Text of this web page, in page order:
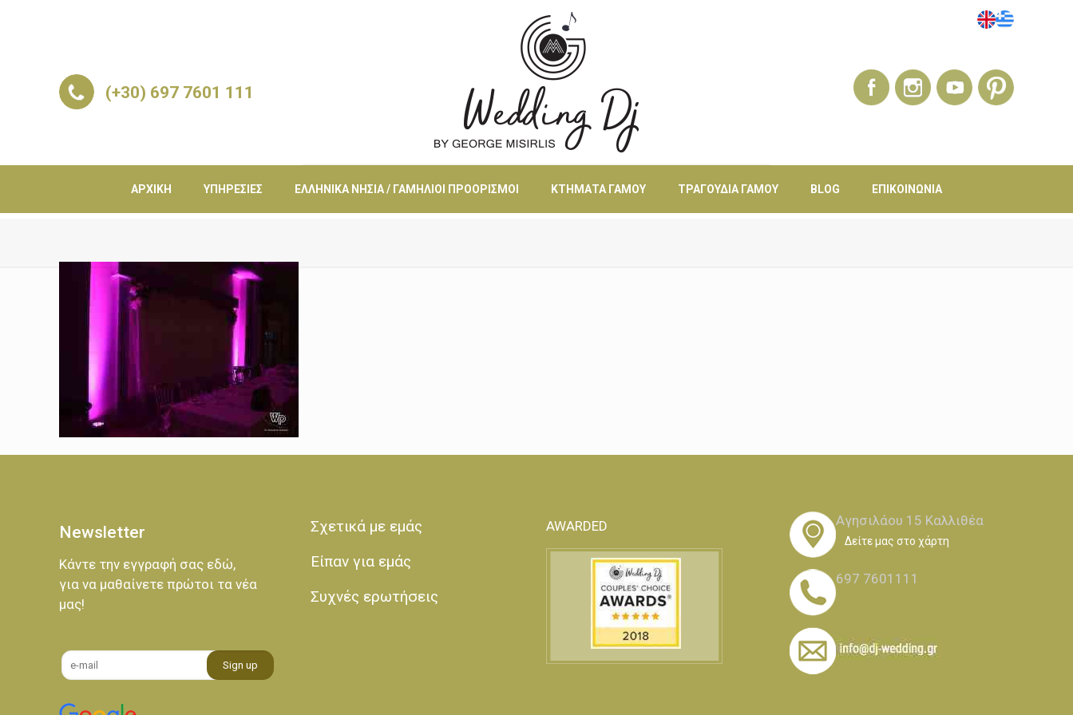
(+30) 697 7601 111
ΑΡΧΙΚΉ ΥΠΗΡΕΣΊΕΣ ΕΛΛΗΝΙΚΆ ΝΗΣΙΆ / ΓΑΜΉΛΙΟΙ ΠΡΟΟΡΙΣΜΟΊ ΚΤΉΜΑΤΑ ΓΆΜΟΥ ΤΡΑΓΟΎΔΙΑ ΓΆΜΟΥ BLOG ΕΠΙΚΟΙΝΩΝΊΑ
Newsletter
Κάντε την εγγραφή σας εδώ,
για να μαθαίνετε πρώτοι τα νέα
μας!
Σχετικά με εμάς
Είπαν για εμάς
Συχνές ερωτήσεις
AWARDED Αγησιλάου 15 Καλλιθέα
Δείτε μας στο χάρτη
697 7601111